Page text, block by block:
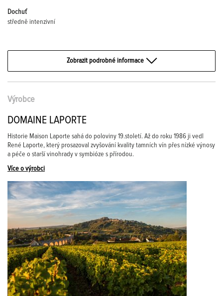
Dochuť
středně intenzivní
Zobrazit podrobné informace
Výrobce
DOMAINE LAPORTE
Historie Maison Laporte sahá do poloviny 19.století. Až do roku 1986 ji vedl
René Laporte, který prosazoval zvyšování kvality tamních vín přes nízké výnosy
a péče o starší vinohrady v symbióze s přírodou.
Více o výrobci